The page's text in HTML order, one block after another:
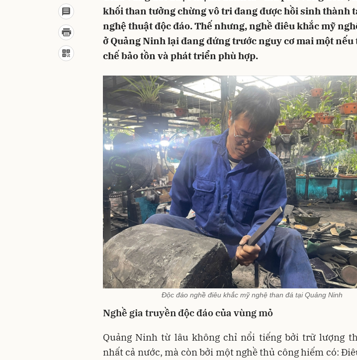
khối than tưởng chừng vô tri đang được hồi sinh thành
nghệ thuật độc đáo. Thế nhưng, nghề điêu khắc mỹ
ở Quảng Ninh lại đang đứng trước nguy cơ mai một nếu
chế bảo tồn và phát triển phù hợp.
Độc đáo nghề điêu khắc mỹ nghệ than đá tại Quảng Ninh
Nghề gia truyền độc đáo của vùng mỏ
Quảng Ninh từ lâu không chỉ nổi tiếng bởi trữ lượng
nhất cả nước, mà còn bởi một nghề thủ công hiếm có: